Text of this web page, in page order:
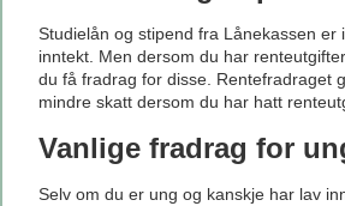
Studielån og stipend fra Lånekassen er
inntekt. Men dersom du har
du få fradrag for disse. Rentefradraget
mindre skatt dersom du har hatt
Vanlige fradrag for
Selv om du er ung og kanskje har lav